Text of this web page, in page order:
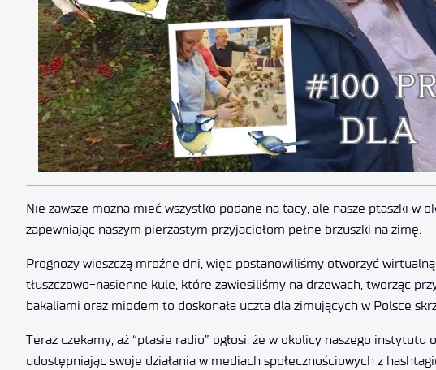
Nie zawsze można mieć wszystko podane na tacy, ale nasze ptaszki w
zapewniając naszym pierzastym przyjaciołom pełne brzuszki na zimę.
Prognozy wieszczą mroźne dni, więc postanowiliśmy otworzyć
tłuszczowo-nasienne kule, które zawiesiliśmy na drzewach, tworząc
bakaliami oraz miodem to doskonała uczta dla zimujących w Polsce
Teraz czekamy, aż “ptasie radio” ogłosi, że w okolicy naszego
udostępniając swoje działania w mediach społecznościowych z